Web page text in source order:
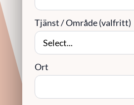
Tjänst / Område (valfritt)
Ort